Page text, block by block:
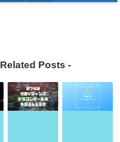
Related Posts -